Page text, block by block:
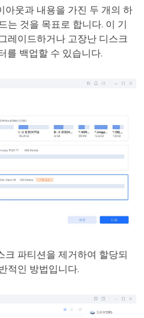
아웃과 내용을 가진 두 개의 하
는 것을 목표로 합니다. 이 기
레이드하거나 고장난 디스크
를 백업할 수 있습니다.
크 파티션을 제거하여 할당되
적인 방법입니다.